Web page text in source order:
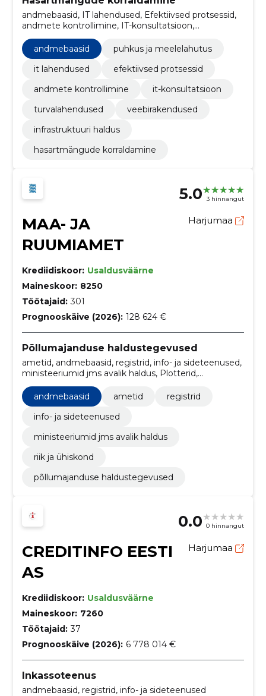
andmebaasid, IT lahendused, Efektiivsed protsessid,
andmete kontrollimine, IT-konsultatsioon,
turvalahendused, veebirakendused, infrastruktuuri
haldus, puhkus ja meelelahutus
andmebaasid
puhkus ja meelelahutus
it lahendused
efektiivsed protsessid
andmete kontrollimine
it-konsultatsioon
turvalahendused
veebirakendused
infrastruktuuri haldus
hasartmängude korraldamine
5.0 3 hinnangut
MAA- JA
RUUMIAMET
Harjumaa
Krediidiskoor: Usaldusväärne
Maineskoor: 8250
Töötajaid: 301
Prognooskäive (2026): 128 624 €
Põllumajanduse haldustegevused
ametid, andmebaasid, registrid, info- ja sideteenused,
ministeeriumid jms avalik haldus, Plotterid,
Lennukipetrool, Konstruktsioonid ja
konstruktsioonide osad, Digitaalkartograafia,
Infosüsteemid
andmebaasid ametid
registrid
info- ja sideteenused
ministeeriumid jms avalik haldus
riik ja ühiskond
põllumajanduse haldustegevused
0.0 0 hinnangut
CREDITINFO EESTI
AS
Harjumaa
Krediidiskoor: Usaldusväärne
Maineskoor: 7260
Töötajaid: 37
Prognooskäive (2026): 6 778 014 €
Inkassoteenus
andmebaasid, registrid, info- ja sideteenused